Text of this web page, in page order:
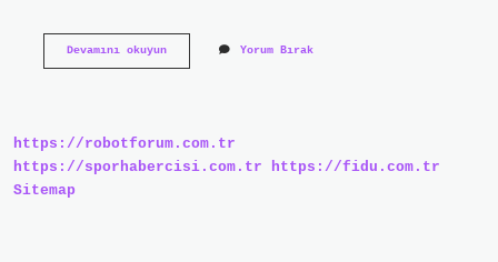
Devamını okuyunAşılama
Yorum Bırak
https://robotforum.com.tr
https://sporhabercisi.com.tr
https://fidu.com.tr
Sitemap